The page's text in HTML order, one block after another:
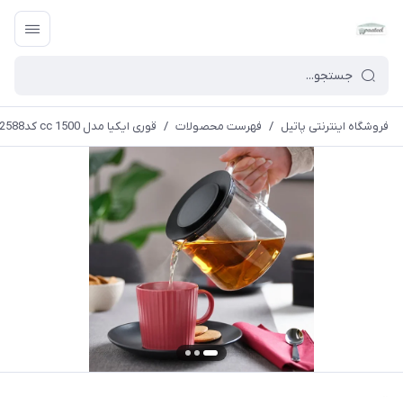
فروشگاه اینترنتی پاتیل / فهرست محصولات / قوری ایکیا مدل 1500 cc کد12588